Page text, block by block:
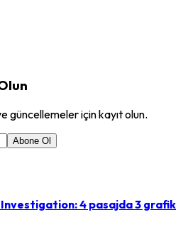
güncellemeler için kayıt olun.
Abone Ol
4 pasajda 3 grafik